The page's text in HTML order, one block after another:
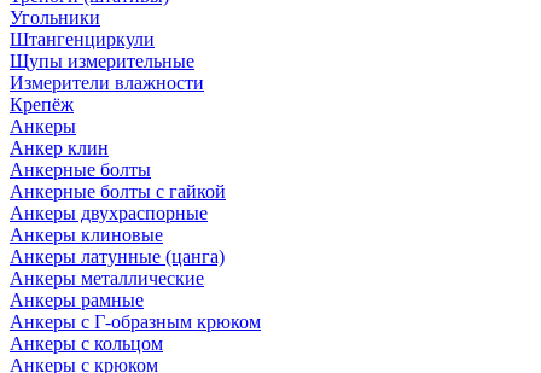
Угольники
Штангенциркули
Щупы измерительные
Измерители влажности
Крепёж
Анкеры
Анкер клин
Анкерные болты
Анкерные болты с гайкой
Анкеры двухраспорные
Анкеры клиновые
Анкеры латунные (цанга)
Анкеры металлические
Анкеры рамные
Анкеры с Г-образным крюком
Анкеры с кольцом
Анкеры с крюком